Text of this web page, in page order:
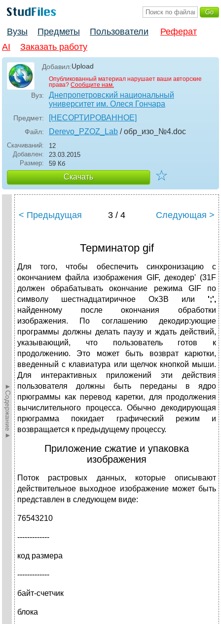
Вузы Предметы Пользователи
Реферат
AI
Заказать работу
Добавил:Upload
Опубликованный материал нарушает ваши авторские
права? Сообщите нам.
Вуз:
Днепропетровский национальный
университет им. Олеся Гончара
Предмет: [НЕСОРТИРОВАННОЕ]
Файл: Derevo_PZOZ_Lab / обр_изо_№4.doc
Скачиваний:
12
Добавлен:
23.03.2015
Размер:
59 Кб
Скачать ☆
►Содержание►
< Предыдущая 3 / 4 Следующая >
Терминатор gif
Для того, чтобы обеспечить синхронизацию с
окончанием файла изображения GIF, декодер' (31F
должен обрабатывать окончание режима GIF по
символу шестнадцатиричное ОхЗВ или ';',
найденному после окончания обработки
изображения. По соглашению декодир:ующие
программы должны делать паузу и ждать действий,
указывающий, что пользователь готов к
продолжению. Это может быть возврат карютки,
введенный с клавиатура или щелчок кнопкой мыши.
Для интерактивных приложений эти действия
пользователя должны быть переданы в ядро
прюграммы как перевод каретки, для продолжения
вычислительного процесса. Обычно декодирующая
прюграмма покидает графический режим и
возвращается к предыдущему процессу.
Приложение сжатие и упаковка
изображения
Поток растровых данных, которые описывают
действительное выходное изображение может быть
представлен в следующем виде:
76543210
-------------
код размера
-------------
байт-счетчик
блока